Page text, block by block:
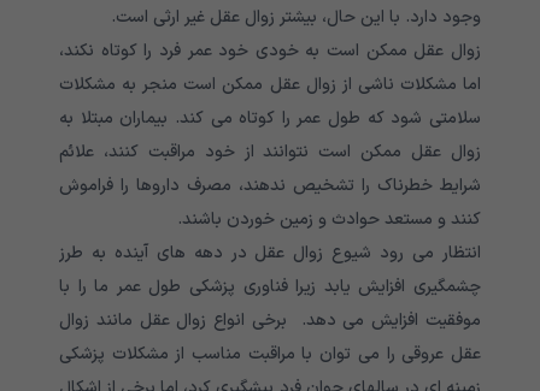
وجود دارد. با این حال، بیشتر زوال عقل غیر ارثی است.
زوال عقل ممکن است به خودی خود عمر فرد را کوتاه نکند،
اما مشکلات ناشی از زوال عقل ممکن است منجر به مشکلات
سلامتی شود که طول عمر را کوتاه می کند. بیماران مبتلا به
زوال عقل ممکن است نتوانند از خود مراقبت کنند، علائم
شرایط خطرناک را تشخیص ندهند، مصرف داروها را فراموش
کنند و مستعد حوادث و زمین خوردن باشند.
انتظار می رود شیوع زوال عقل در دهه های آینده به طرز
چشمگیری افزایش یابد زیرا فناوری پزشکی طول عمر ما را با
موفقیت افزایش می دهد. برخی انواع زوال عقل مانند زوال
عقل عروقی را می توان با مراقبت مناسب از مشکلات پزشکی